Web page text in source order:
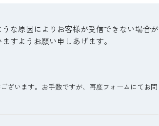
な原因によりお客様が受信できない場合が
すようお願い申しあげます。
ざいます。お手数ですが、再度フォームにてお問